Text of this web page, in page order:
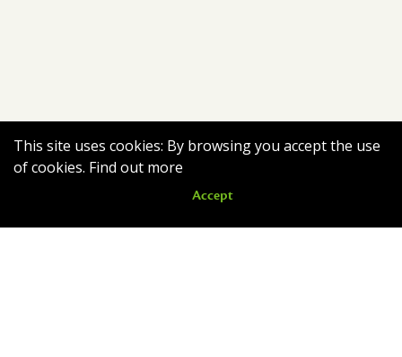
This site uses cookies: By browsing you accept the use
of cookies. Find out more
Accept